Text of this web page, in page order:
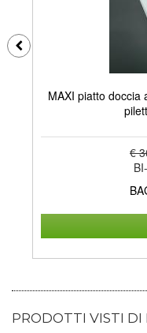
MAXI piatto doccia
€
PRODOTTI VISTI DI